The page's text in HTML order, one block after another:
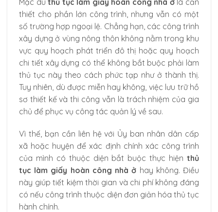
thiết cho phần lớn công trình, nhưng vẫn có một
số trường hợp ngoại lệ. Chẳng hạn, các công trình
xây dựng ở vùng nông thôn không nằm trong khu
vực quy hoạch phát triển đô thị hoặc quy hoạch
chi tiết xây dựng có thể không bắt buộc phải làm
thủ tục này theo cách phức tạp như ở thành thị.
Tuy nhiên, dù được miễn hay không, việc lưu trữ hồ
sơ thiết kế và thi công vẫn là trách nhiệm của gia
chủ để phục vụ công tác quản lý về sau.
Vì thế, bạn cần liên hệ với Ủy ban nhân dân cấp
xã hoặc huyện để xác định chính xác công trình
của mình có thuộc diện bắt buộc thực hiện thủ
tục làm giấy hoàn công nhà ở hay không. Điều
này giúp tiết kiệm thời gian và chi phí không đáng
có nếu công trình thuộc diện đơn giản hóa thủ tục
hành chính.